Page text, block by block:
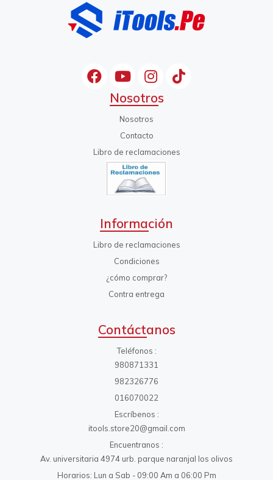
Nosotros
Nosotros
Contacto
Libro de reclamaciones
Información
Libro de reclamaciones
Condiciones
¿cómo comprar?
Contra entrega
Contáctanos
Teléfonos
980871331
982326776
016070022
Escríbenos
itools.store20@gmail.com
Encuentranos
Av. universitaria 4974 urb. parque naranjal los olivos
Horarios: Lun a Sab - 09:00 Am a 06:00 Pm